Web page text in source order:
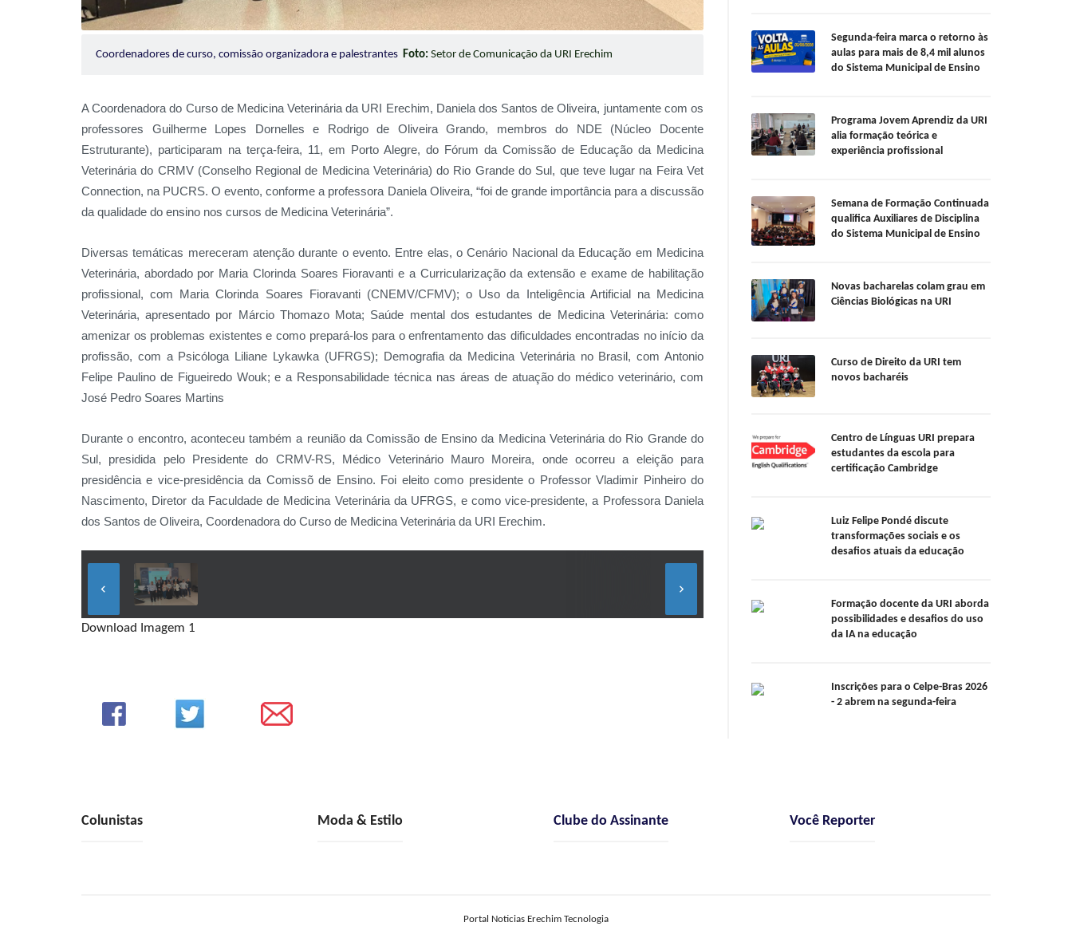
Coordenadores de curso, comissão organizadora e palestrantes Foto: Setor de Comunicação da URI Erechim
A Coordenadora do Curso de Medicina Veterinária da URI Erechim, Daniela dos Santos de Oliveira, juntamente com os
professores Guilherme Lopes Dornelles e Rodrigo de Oliveira Grando, membros do NDE (Núcleo Docente
Estruturante), participaram na terça-feira, 11, em Porto Alegre, do Fórum da Comissão de Educação da Medicina
Veterinária do CRMV (Conselho Regional de Medicina Veterinária) do Rio Grande do Sul, que teve lugar na Feira Vet
Connection, na PUCRS. O evento, conforme a professora Daniela Oliveira, “foi de grande importância para a discussão
da qualidade do ensino nos cursos de Medicina Veterinária”.
Diversas temáticas mereceram atenção durante o evento. Entre elas, o Cenário Nacional da Educação em Medicina
Veterinária, abordado por Maria Clorinda Soares Fioravanti e a Curricularização da extensão e exame de habilitação
profissional, com Maria Clorinda Soares Fioravanti (CNEMV/CFMV); o Uso da Inteligência Artificial na Medicina
Veterinária, apresentado por Márcio Thomazo Mota; Saúde mental dos estudantes de Medicina Veterinária: como
amenizar os problemas existentes e como prepará-los para o enfrentamento das dificuldades encontradas no início da
profissão, com a Psicóloga Liliane Lykawka (UFRGS); Demografia da Medicina Veterinária no Brasil, com Antonio
Felipe Paulino de Figueiredo Wouk; e a Responsabilidade técnica nas áreas de atuação do médico veterinário, com
José Pedro Soares Martins
Durante o encontro, aconteceu também a reunião da Comissão de Ensino da Medicina Veterinária do Rio Grande do
Sul, presidida pelo Presidente do CRMV-RS, Médico Veterinário Mauro Moreira, onde ocorreu a eleição para
presidência e vice-presidência da Comissõ de Ensino. Foi eleito como presidente o Professor Vladimir Pinheiro do
Nascimento, Diretor da Faculdade de Medicina Veterinária da UFRGS, e como vice-presidente, a Professora Daniela
dos Santos de Oliveira, Coordenadora do Curso de Medicina Veterinária da URI Erechim.
keyboard_arrow_left keyboard_arrow_right
Download Imagem 1
Segunda-feira marca o retorno às
aulas para mais de 8,4 mil alunos
do Sistema Municipal de Ensino
Programa Jovem Aprendiz da URI
alia formação teórica e
experiência profissional
Semana de Formação Continuada
qualifica Auxiliares de Disciplina
do Sistema Municipal de Ensino
Novas bacharelas colam grau em
Ciências Biológicas na URI
Curso de Direito da URI tem
novos bacharéis
Centro de Línguas URI prepara
estudantes da escola para
certificação Cambridge
Luiz Felipe Pondé discute
transformações sociais e os
desafios atuais da educação
Formação docente da URI aborda
possibilidades e desafios do uso
da IA na educação
Inscrições para o Celpe-Bras 2026
- 2 abrem na segunda-feira
Colunistas Moda & Estilo Clube do Assinante Você Reporter
Portal Noticias Erechim Tecnologia